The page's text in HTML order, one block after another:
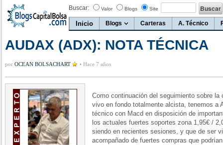
Buscar: Valor Blogs Site
Inicio Blogs Carteras A. Técnico
AUDAX (ADX): NOTA TÉCNICA
por OCEAN BOLSACHART • Hace 7 años
Como continuación del seguimiento sobre
vivo en fondo totalmente alcista, tenemos a
técnico con Macd en disposición de
los actuales fuertes soportes zona 1,95€ /
siendo en recientes sesiones, y que de ser
acompañado de fuertes compras que